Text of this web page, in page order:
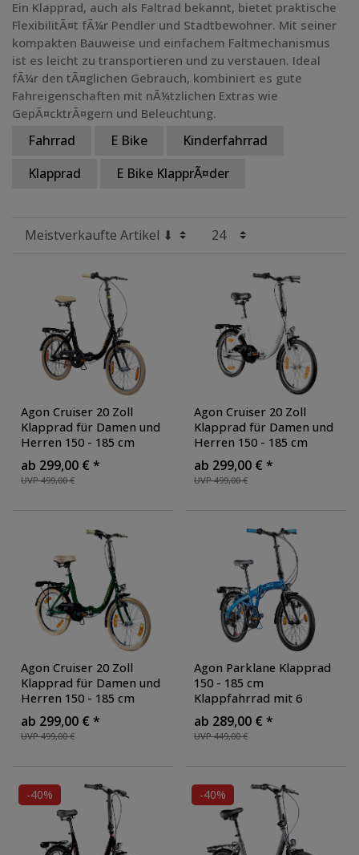
Preis
Radgröße
Ein Klapprad, auch als Faltrad bekannt, bietet praktische
FlexibilitÃ¤t fÃ¼r Pendler und Stadtbewohner. Mit seiner
kompakten Bauweise und einfachem Faltmechanismus
ist es leicht zu transportieren und zu verstauen. Ideal
fÃ¼r den tÃ¤glichen Gebrauch, kombiniert es gute
Fahreigenschaften mit nÃ¼tzlichen Extras wie
GepÃ¤cktrÃ¤gern und Beleuchtung.
Fahrrad E Bike
Kinderfahrrad
Klapprad
E Bike KlapprÃ¤der
Agon Cruiser 20 Zoll
Klapprad für Damen und
Herren 150 - 185 cm
Klappfahrrad Faltrad
StVZO Faltfahrrad
Erwachsene tiefer
UVP 499,00 €
ab 299,00 € *
Agon Cruiser 20 Zoll
Klapprad für Damen und
Herren 150 - 185 cm
Klappfahrrad Faltrad
StVZO Faltfahrrad
Erwachsene tiefer
UVP 499,00 €
ab 299,00 € *
Agon Cruiser 20 Zoll
Klapprad für Damen und
Herren 150 - 185 cm
Klappfahrrad Faltrad
StVZO Faltfahrrad
Erwachsene tiefer
UVP 499,00 €
ab 299,00 € *
Agon Parklane Klapprad
150 - 185 cm
Klappfahrrad mit 6
Gängen Fahrrad Faltrad
mit Beleuchtung StVZO
und Fahrradständer
UVP 449,00 €
ab 289,00 € *
-40% -40%